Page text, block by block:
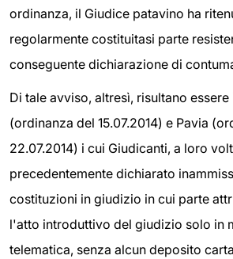
ordinanza, il Giudice patavino ha
regolarmente costituitasi parte
conseguente dichiarazione di
Di tale avviso, altresì, risultano
(ordinanza del 15.07.2014) e Pavia
22.07.2014) i cui Giudicanti, a loro
precedentemente dichiarato
costituzioni in giudizio in cui parte
l'atto introduttivo del giudizio solo in
telematica, senza alcun deposito